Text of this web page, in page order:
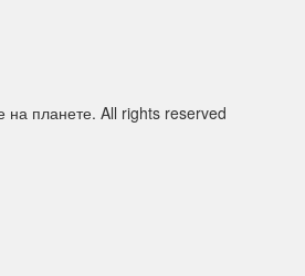
планете. All rights reserved